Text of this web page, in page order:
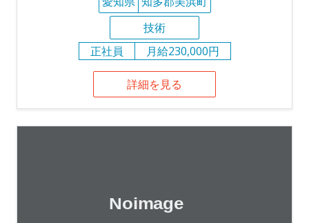
技術
正社員
月給230,000円
詳細を見る